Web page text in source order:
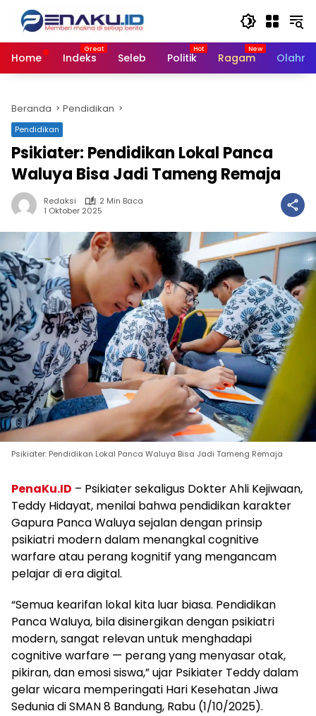
Langsung
konten
Home
Indeks Seleb Politik Ragam
Beranda Pendidikan
Pendidikan
Psikiater: Pendidikan Lokal Panca
Waluya Bisa Jadi Tameng Remaja
Redaksi
2 Min Baca
1 Oktober 2025
Psikiater: Pendidikan Lokal Panca Waluya Bisa Jadi Tameng Remaja
PenaKu.ID – Psikiater sekaligus Dokter Ahli Kejiwaan,
Teddy Hidayat, menilai bahwa pendidikan karakter
Gapura Panca Waluya sejalan dengan prinsip
psikiatri modern dalam menangkal cognitive
warfare atau perang kognitif yang mengancam
pelajar di era digital.
“Semua kearifan lokal kita luar biasa. Pendidikan
Panca Waluya, bila disinergikan dengan psikiatri
modern, sangat relevan untuk menghadapi
cognitive warfare — perang yang menyasar otak,
pikiran, dan emosi siswa,” ujar Psikiater Teddy dalam
gelar wicara memperingati Hari Kesehatan Jiwa
Sedunia di SMAN 8 Bandung, Rabu (1/10/2025).